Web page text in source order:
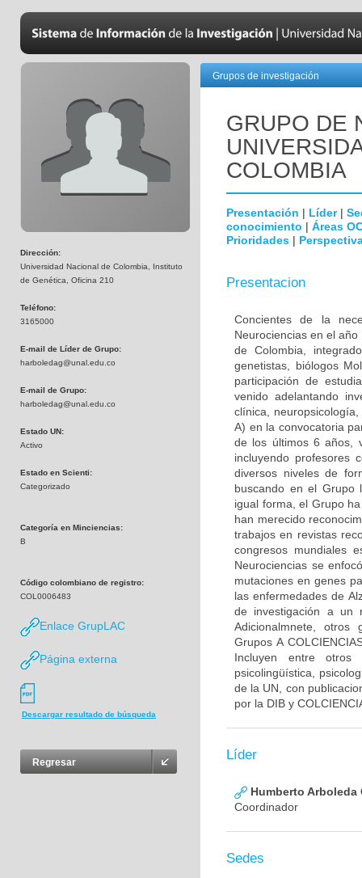
Dirección:
Universidad Nacional de Colombia, Instituto
de Genética, Oficina 210
Teléfono:
3165000
E-mail de Líder de Grupo:
harboledag@unal.edu.co
E-mail de Grupo:
harboledag@unal.edu.co
Estado UN:
Activo
Estado en Scienti:
Categorizado
Categoría en Minciencias:
B
Código colombiano de registro:
COL0006483
Enlace GrupLAC
Página externa
Descargar resultado de búsqueda
Regresar
Grupos de investigación
GRUPO DE
COLOMBIA
Presentación | Líder|
conocimiento | Áreas
Prioridades |
Presentacion
Concientes de la
Neurociencias en el
de Colombia,
genetistas, biólogos
participación de
venido adelantando
clínica,
A) en la convocatoria
de los últimos 6 años,
incluyendo profesores
diversos niveles de
buscando en el Grupo
igual forma, el Grupo
han merecido
trabajos en revistas
congresos mundiales
Neurociencias se
mutaciones en genes
las enfermedades de
de investigación a un
Adicionalmnete, otros
Grupos A
Incluyen entre otros
psicolingüística,
de la UN, con
por la DIB y
Líder
Humberto Arboleda
Coordinador
Sedes